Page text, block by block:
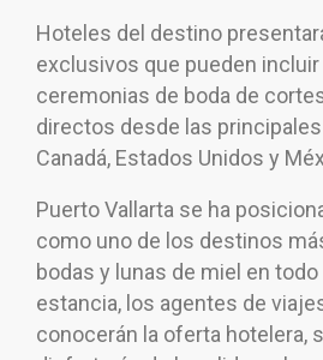
Hoteles del destino
exclusivos que pueden
ceremonias de boda de
directos desde las
Canadá, Estados Unidos y
Puerto Vallarta se ha
como uno de los destinos
bodas y lunas de miel en
estancia, los agentes de
conocerán la oferta hotelera,